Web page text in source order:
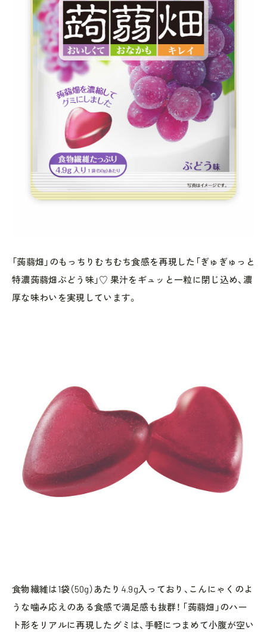
「蒟蒻畑」のもっちりむちむち食感を再現した「ぎゅぎゅっと
特濃蒟蒻畑ぶどう味」♡ 果汁をギュッと一粒に閉じ込め、濃
厚な味わいを実現しています。
食物繊維は1袋（50g）あたり4.9g入っており、こんにゃくのよ
うな噛み応えのある食感で満足感も抜群！ 「蒟蒻畑」のハー
ト形をリアルに再現したグミは、手軽につまめて小腹が空い